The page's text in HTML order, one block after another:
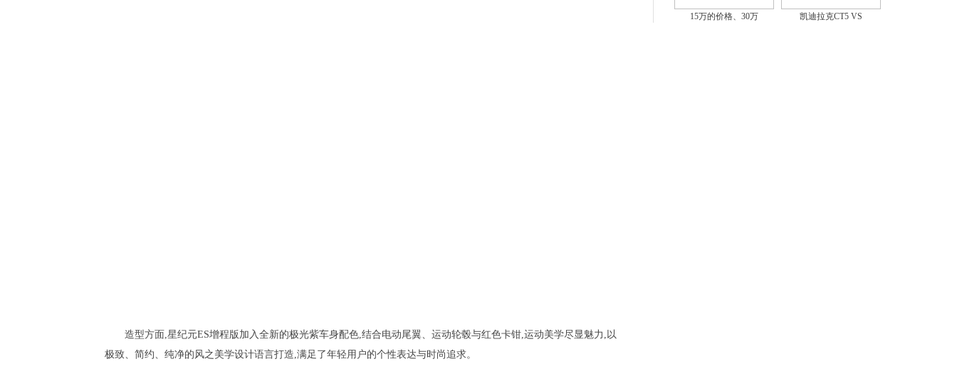
造型方面,星纪元ES增程版加入全新的极光紫车身配色,结合电动尾翼、运动轮毂与红色卡钳,运动美学尽显魅力,以
极致、简约、纯净的风之美学设计语言打造,满足了年轻用户的个性表达与时尚追求。
15万的价格、30万 凯迪拉克CT5 VS